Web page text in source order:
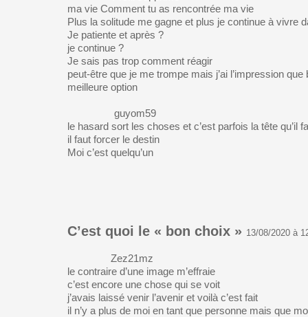
ma vie Comment tu as rencontrée ma vie
Plus la solitude me gagne et plus je continue à vivre
Je patiente et après ?
je continue ?
Je sais pas trop comment réagir
peut-être que je me trompe mais j’ai l’impression que
meilleure option
guyom59
le hasard sort les choses et c’est parfois la tête qu’il
il faut forcer le destin
Moi c’est quelqu’un
C’est quoi le « bon choix » 13/08/2020 à
Zez21mz
le contraire d’une image m’effraie
c’est encore une chose qui se voit
j’avais laissé venir l’avenir et voilà c’est fait
il n’y a plus de moi en tant que personne mais que